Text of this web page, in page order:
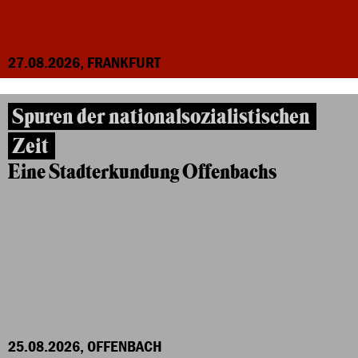
27.08.2026, FRANKFURT
Spuren der nationalsozialistischen
Zeit
Eine Stadterkundung Offenbachs
25.08.2026, OFFENBACH